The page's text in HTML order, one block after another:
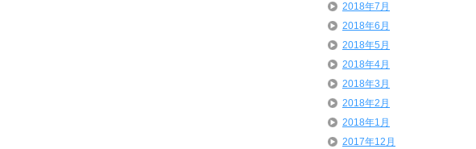
2018年7月
2018年6月
2018年5月
2018年4月
2018年3月
2018年2月
2018年1月
2017年12月